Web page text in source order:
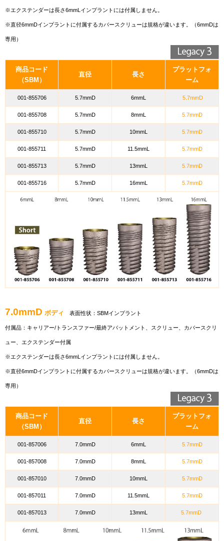
※エクステンダーは長さ6mmLインプラントには付属しません。
※直径6mmDインプラントに付属するカバースクリューは規格が違います。（6mmDは
専用）
商品コード
（SBM）
直径 長さ
プラットフォ
ーム
001-855706 5.7mmD 6mmL 5.7mmD
001-855708 5.7mmD 8mmL 5.7mmD
001-855710 5.7mmD 10mmL 5.7mmD
001-855711 5.7mmD 11.5mmL 5.7mmD
001-855713 5.7mmD 13mmL 5.7mmD
001-855716 5.7mmD 16mmL 5.7mmD
7.0mmD ボディ 表面性状：SBMインプラント
付属品： キャリアー/トランスファー/最終アバットメント、スクリュー、カバースクリ
ュー、エクステンダー付属
※エクステンダーは長さ6mmLインプラントには付属しません。
※直径6mmDインプラントに付属するカバースクリューは規格が違います。（6mmDは
専用）
商品コード
（SBM）
直径 長さ
プラットフォ
ーム
001-857006 7.0mmD 6mmL 5.7mmD
001-857008 7.0mmD 8mmL 5.7mmD
001-857010 7.0mmD 10mmL 5.7mmD
001-857011 7.0mmD 11.5mmL 5.7mmD
001-857013 7.0mmD 13mmL 5.7mmD